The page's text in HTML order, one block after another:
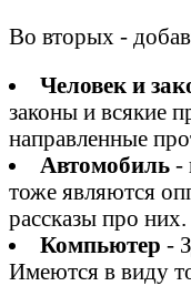
Во вторых -
Человек и
законы и всякие
направленные
Автомобиль-
тоже являются
рассказы про них.
Компьютер -
Имеются в виду